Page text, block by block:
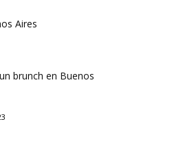
Aires
brunch en Buenos